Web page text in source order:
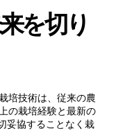
を切り
培技術は、従来の農
の栽培経験と最新の
妥協することなく栽